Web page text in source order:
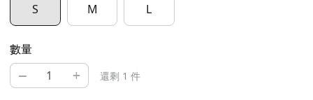
S M L
數量
– + 還剩 1 件